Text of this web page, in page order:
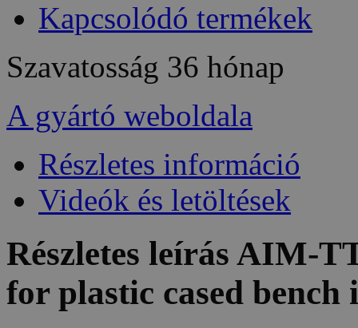
Kapcsolódó termékek
Szavatosság 36 hónap
A gyártó weboldala
Részletes információ
Videók és letöltések
Részletes leírás AIM-
for plastic cased bench